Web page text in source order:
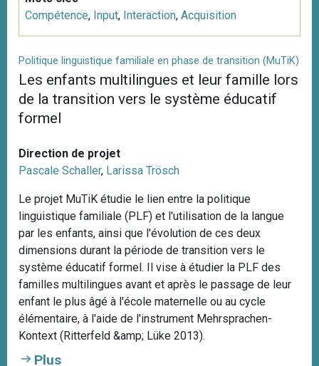
Compétence, Input, Interaction, Acquisition
Politique linguistique familiale en phase de transition (MuTiK)
Les enfants multilingues et leur famille lors
de la transition vers le système éducatif
formel
Direction de projet
Pascale Schaller, Larissa Trösch
Le projet MuTiK étudie le lien entre la politique
linguistique familiale (PLF) et l'utilisation de la langue
par les enfants, ainsi que l'évolution de ces deux
dimensions durant la période de transition vers le
système éducatif formel. Il vise à étudier la PLF des
familles multilingues avant et après le passage de leur
enfant le plus âgé à l'école maternelle ou au cycle
élémentaire, à l'aide de l'instrument Mehrsprachen-
Kontext (Ritterfeld &amp; Lüke 2013).
Plus